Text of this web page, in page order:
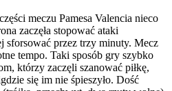
meczu Pamesa Valencia nieco
zaczęła stopować ataki
sforsować przez trzy minuty. Mecz
tempo. Taki sposób gry szybko
którzy zaczęli szanować piłkę,
się im nie śpieszyło. Dość